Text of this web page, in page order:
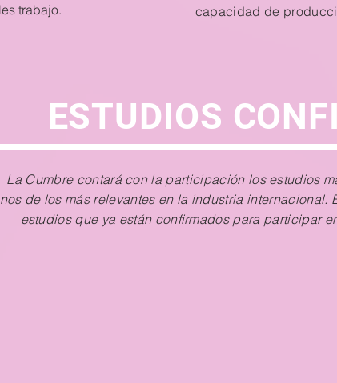
trabajo.
capacidad de
ESTUDIOS
La Cumbre contará con la participación los estudios
de los más relevantes en la industria internacional.
estudios que ya están confirmados para participar